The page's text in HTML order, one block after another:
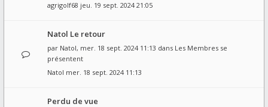
agrigolf68 jeu. 19 sept. 2024 21:05
Natol Le retour
par Natol, mer. 18 sept. 2024 11:13 dans Les Membres se
présentent
Natol mer. 18 sept. 2024 11:13
Perdu de vue